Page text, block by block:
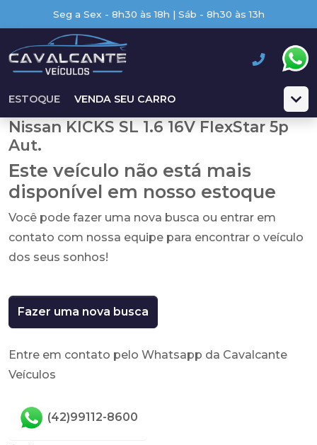
Seg a Sex - 8h30 às 18h | Sáb - 8h30 às 13h
ESTOQUE VENDA SEU CARRO
Nissan KICKS SL 1.6 16V FlexStar 5p
Aut.
Este veículo não está mais
disponível em nosso estoque
Você pode fazer uma nova busca ou entrar em
contato com nossa equipe para encontrar o veículo
dos seus sonhos!
Fazer uma nova busca
Entre em contato pelo Whatsapp da Cavalcante
Veículos
(42)99112-8600